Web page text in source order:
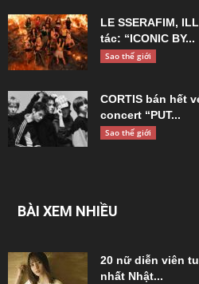
LE SSERAFIM,
tác: “ICONIC BY...
Sao thế giới
CORTIS bán hết
concert “PUT...
Sao thế giới
BÀI XEM NHIỀU
20 nữ diễn viên
nhất Nhật...